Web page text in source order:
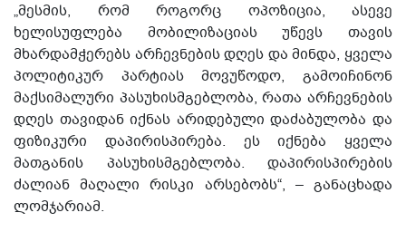
„მესმის, რომ როგორც ოპოზიცია, ასევე
ხელისუფლება მობილიზაციას უწევს თავის
მხარდამჭერებს არჩევნების დღეს და მინდა, ყველა
პოლიტიკურ პარტიას მოვუწოდო, გამოიჩინონ
მაქსიმალური პასუხისმგებლობა, რათა არჩევნების
დღეს თავიდან იქნას არიდებული დაძაბულობა და
ფიზიკური დაპირისპირება. ეს იქნება ყველა
მათგანის პასუხისმგებლობა. დაპირისპირების
ძალიან მაღალი რისკი არსებობს“, – განაცხადა
ლომჯარიამ.